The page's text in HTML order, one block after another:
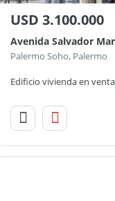
USD 3.100.000
Palermo Soho, Palermo
Edificio vivienda en